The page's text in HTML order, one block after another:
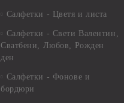
Салфетки - Цветя и листа
Салфетки - Свети Валентин,
Сватбени, Любов, Рожден
ден
Салфетки - Фонове и
бордюри